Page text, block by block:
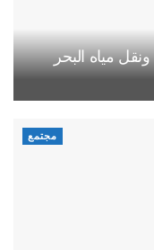
مياه البحر
مجتمع